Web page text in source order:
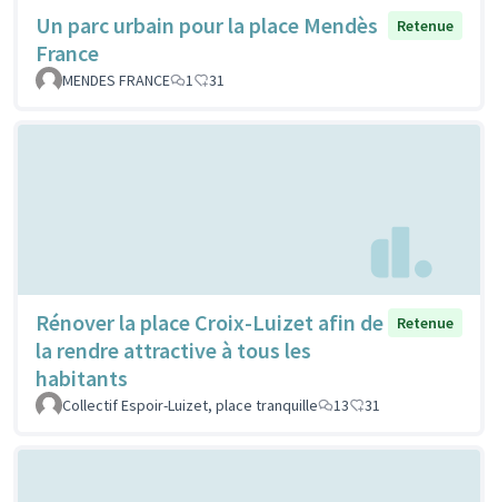
Un parc urbain pour la place Mendès
France
Retenue
MENDES FRANCE 1 31
Rénover la place Croix-Luizet afin de
la rendre attractive à tous les
habitants
Retenue
Collectif Espoir-Luizet, place tranquille 13 31